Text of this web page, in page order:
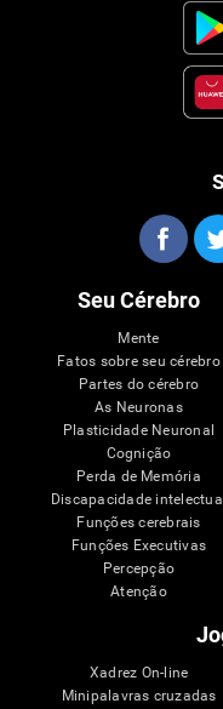
Seu Cérebro
Mente
Fatos sobre seu cérebro
Partes do cérebro
As Neuronas
Plasticidade Neuronal
Cognição
Perda de Memória
Discapacidade intelectual
Funções cerebrais
Funções Executivas
Percepção
Atenção
Xadrez On-line
Minipalavras cruzadas